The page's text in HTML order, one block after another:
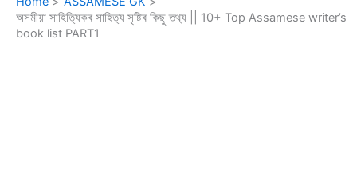
অসমীয়া সাহিত্যিকৰ সাহিত্য সৃষ্টিৰ কিছু তথ্য || 10+ Top Assamese writer’s
book list PART1